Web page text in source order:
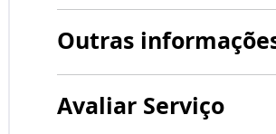
Outras
Avaliar Serviço